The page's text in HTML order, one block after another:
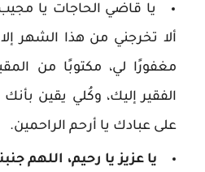
يا قاضي الحاجات يا
ألا تخرجني من هذا الشهر
مغفورًا لي، مكتوبًا من
الفقير إليك، وكُلي يقين
على عبادك يا أرحم الراحمين.
يا عزيز يا رحيم، اللهم